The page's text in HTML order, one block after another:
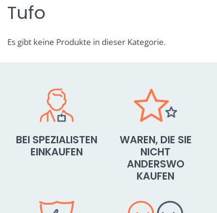
Tufo
Es gibt keine Produkte in dieser Kategorie.
BEI SPEZIALISTEN
EINKAUFEN
WAREN, DIE SIE
NICHT
ANDERSWO
KAUFEN